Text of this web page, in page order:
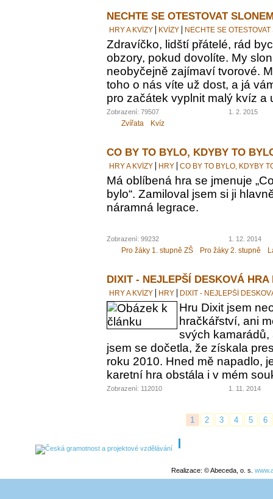
NECHTE SE OTESTOVAT
HRY A KVÍZY KVÍZY NECHTE SE
Zdravíčko, lidští přátelé, rád
obzory, pokud dovolíte. My
neobyčejně zajímaví tvorové.
toho o nás víte už dost, a já
pro začátek vyplnit malý kvíz a
Zobrazení: 79507 1. 2. 2015
Zvířata Kvíz
CO BY TO BYLO, KDYBY TO
HRY A KVÍZY HRY CO BY TO BYLO, KDYBY
Má oblíbená hra se jmenuje
bylo“. Zamiloval jsem si ji
náramná legrace.
Zobrazení: 99232 1. 12. 2014
Pro žáky 1. stupně ZŠ Pro žáky 2. stupně
DIXIT - NEJLEPŠÍ DESKOVÁ HRA
HRY A KVÍZY HRY DIXIT - NEJLEPŠÍ
Hru Dixit jsem
hračkářství, ani
svých kamarádů,
jsem se dočetla, že získala
roku 2010. Hned mě napadlo,
karetní hra obstála i v mém
Zobrazení: 112010 1. 11. 2014
1 2 3 4 5 6
Realizace: © Abeceda, o. s.